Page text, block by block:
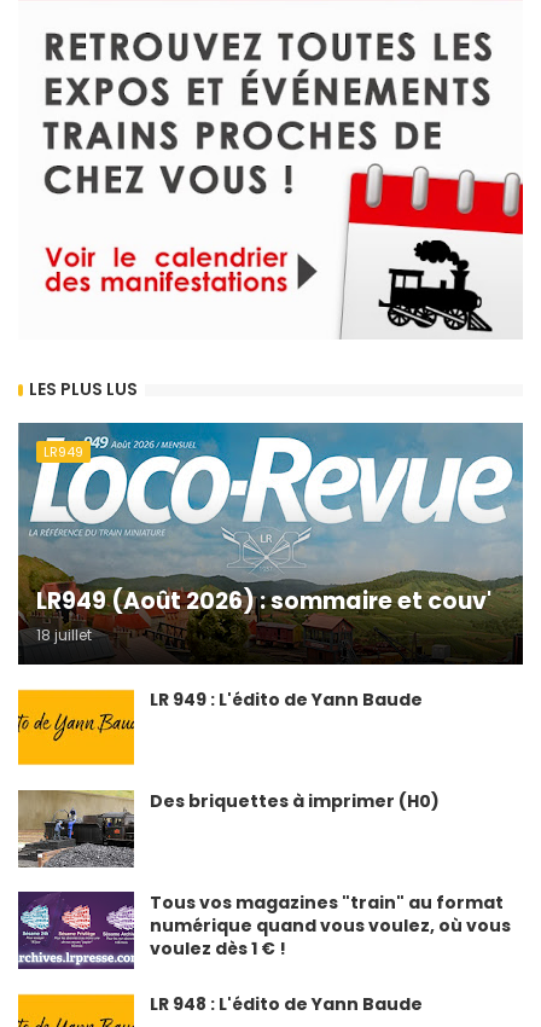
LES PLUS LUS
LR949
LR949 (Août 2026) : sommaire et couv'
18 juillet
LR 949 : L'édito de Yann Baude
Des briquettes à imprimer (H0)
Tous vos magazines "train" au format
numérique quand vous voulez, où vous
voulez dès 1 € !
LR 948 : L'édito de Yann Baude